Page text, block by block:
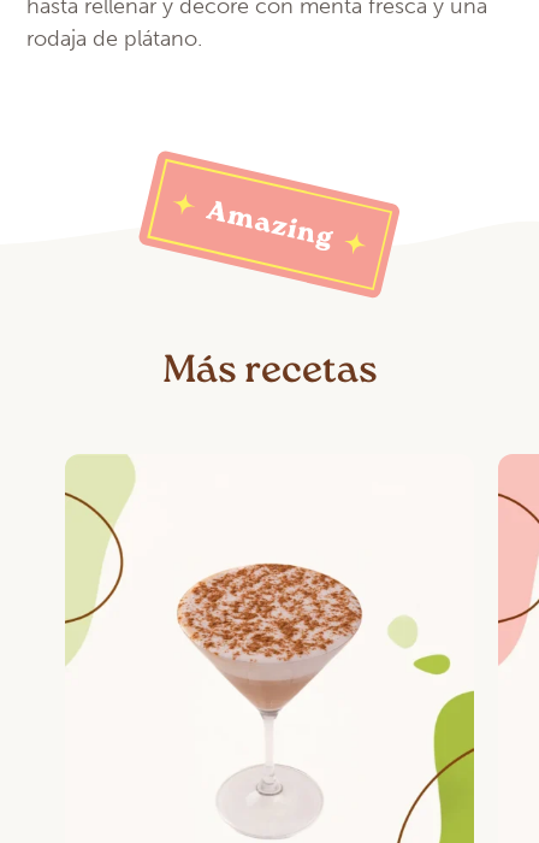
hasta rellenar y decore con menta fresca y una
rodaja de plátano.
Más recetas